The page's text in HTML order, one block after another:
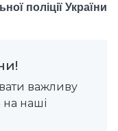
поліції України
важливу
наші